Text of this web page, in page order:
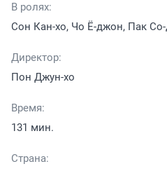
В ролях:
Сон Кан-хо, Чо Ё-джон, Пак
Директор:
Пон Джун-хо
Время:
131 мин.
Страна: